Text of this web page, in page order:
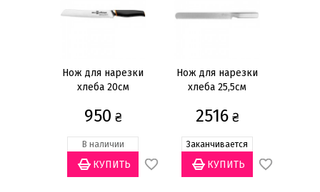
Наборы ножей на подставке
Ножи для хлебобулочных изделий
Ножи для чистки овощей и разделки
фруктов
Ножи и наборы для сыра
Ножи поварские
Ножи разделочные
Нож для нарезки
хлеба 20см
950 ₴
В наличии
Нож для нарезки
хлеба 25,5см
2516₴
Заканчивается